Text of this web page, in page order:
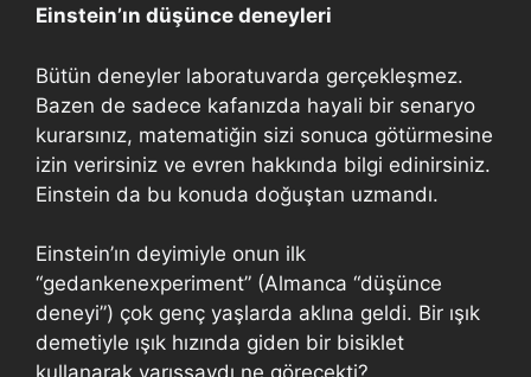
Einstein’ın düşünce deneyleri
Bütün deneyler laboratuvarda gerçekleşmez.
Bazen de sadece kafanızda hayali bir senaryo
kurarsınız, matematiğin sizi sonuca götürmesine
izin verirsiniz ve evren hakkında bilgi edinirsiniz.
Einstein da bu konuda doğuştan uzmandı.
Einstein’ın deyimiyle onun ilk
“gedankenexperiment” (Almanca “düşünce
deneyi”) çok genç yaşlarda aklına geldi. Bir ışık
demetiyle ışık hızında giden bir bisiklet